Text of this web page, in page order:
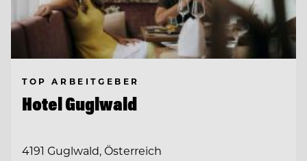
TOP ARBEITGEBER
Hotel Guglwald
4191 Guglwald, Österreich